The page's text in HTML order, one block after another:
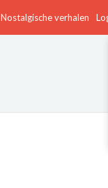
Nostalgische verhalen